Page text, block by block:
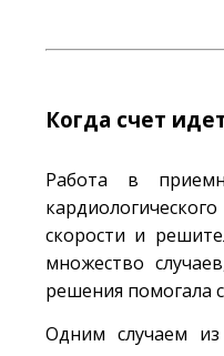
Когда счет
Работа в
скорости и
множество
решения помогала
Одним случаем